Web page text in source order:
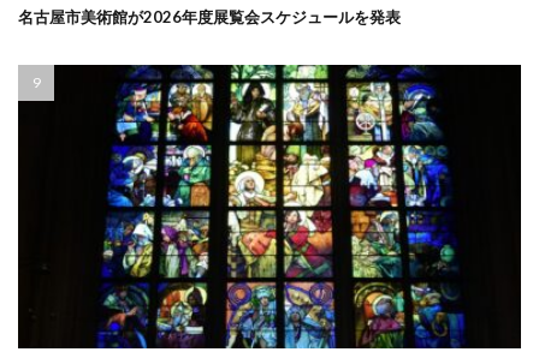
名古屋市美術館が2026年度展覧会スケジュールを発表